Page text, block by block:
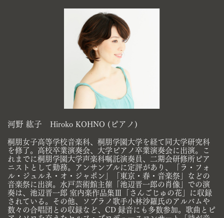
河野 紘子 Hiroko KOHNO (ピアノ)
桐朋女子高等学校音楽科、桐朋学園大学を経て同大学研究科
を修了。高校卒業演奏会、大学ピアノ卒業演奏会に出演。こ
れまでに桐朋学​園大学声楽科嘱託演奏員、二期会研修所ピア
ニストとして勤務。アンサンブルに定評があり、「ラ・フォ
ル・ジュルネ・オ・ジャポン」​「東京・春・音楽祭」などの
音楽祭に出演。水戸芸術館主催「池辺晋一郎の肖像」での演
奏は、池辺晋一郎 室内楽作品集Ⅲ「さんご​じゅの花」に収録
されている。その他、ソプラノ歌手小林沙羅氏のアルバムや
数々の合唱団との収録など、CD 録音にも多数参加。歌曲​とピ